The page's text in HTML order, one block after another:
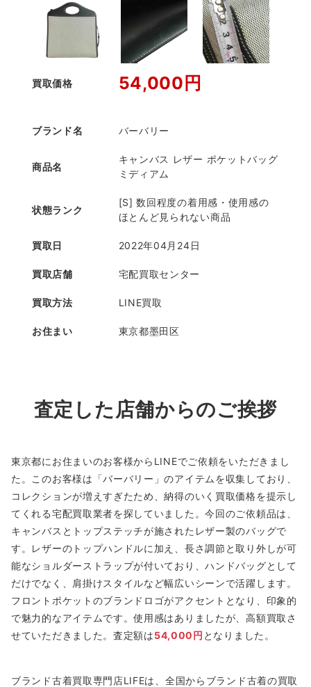
買取価格 54,000円
ブランド名 バーバリー
商品名
キャンバス レザー ポケットバッグ
ミディアム
状態ランク
[S] 数回程度の着用感・使用感の
ほとんど見られない商品
買取日 2022年04月24日
買取店舗 宅配買取センター
買取方法 LINE買取
お住まい 東京都墨田区
査定した店舗からのご挨拶
東京都にお住まいのお客様からLINEでご依頼をいただきまし
た。このお客様は「バーバリー」のアイテムを収集しており、
コレクションが増えすぎたため、納得のいく買取価格を提示し
てくれる宅配買取業者を探していました。今回のご依頼品は、
キャンバスとトップステッチが施されたレザー製のバッグで
す。レザーのトップハンドルに加え、長さ調節と取り外しが可
能なショルダーストラップが付いており、ハンドバッグとして
だけでなく、肩掛けスタイルなど幅広いシーンで活躍します。
フロントポケットのブランドロゴがアクセントとなり、印象的
で魅力的なアイテムです。使用感はありましたが、高額買取さ
せていただきました。査定額は54,000円 となりました。
ブランド古着買取専門店LIFEは、全国からブランド古着の買取